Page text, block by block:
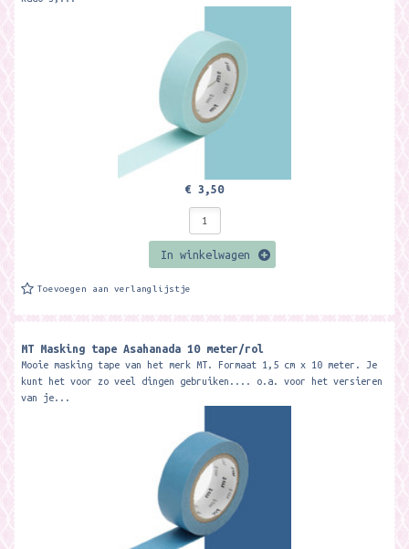
€ 3,50
In winkelwagen
Toevoegen aan verlanglijstje
MT Masking tape Asahanada 10 meter/rol
Mooie masking tape van het merk MT. Formaat 1,5 cm x 10 meter. Je
kunt het voor zo veel dingen gebruiken.... o.a. voor het versieren
van je...